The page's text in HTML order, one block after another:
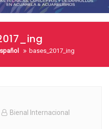
bases_2017_ing
Bienal Internacional